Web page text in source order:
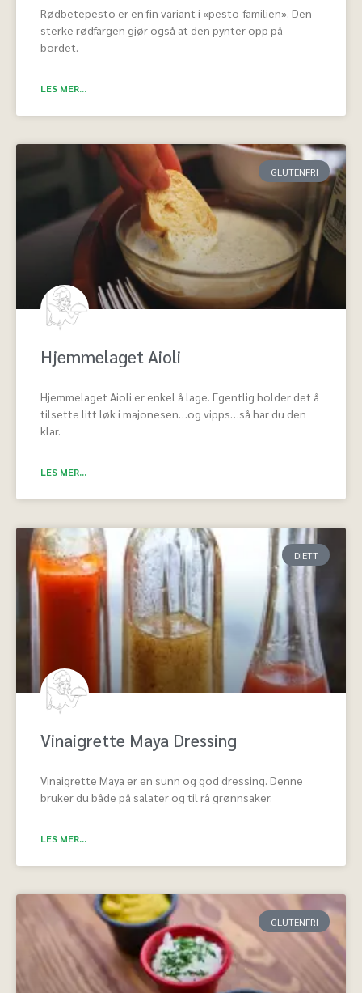
Rødbetepesto er en fin variant i «pesto-familien». Den
sterke rødfargen gjør også at den pynter opp på
bordet.
LES MER...
GLUTENFRI
Hjemmelaget Aioli
Hjemmelaget Aioli er enkel å lage. Egentlig holder det å
tilsette litt løk i majonesen…og vipps…så har du den
klar.
LES MER...
DIETT
Vinaigrette Maya Dressing
Vinaigrette Maya er en sunn og god dressing. Denne
bruker du både på salater og til rå grønnsaker.
LES MER...
GLUTENFRI